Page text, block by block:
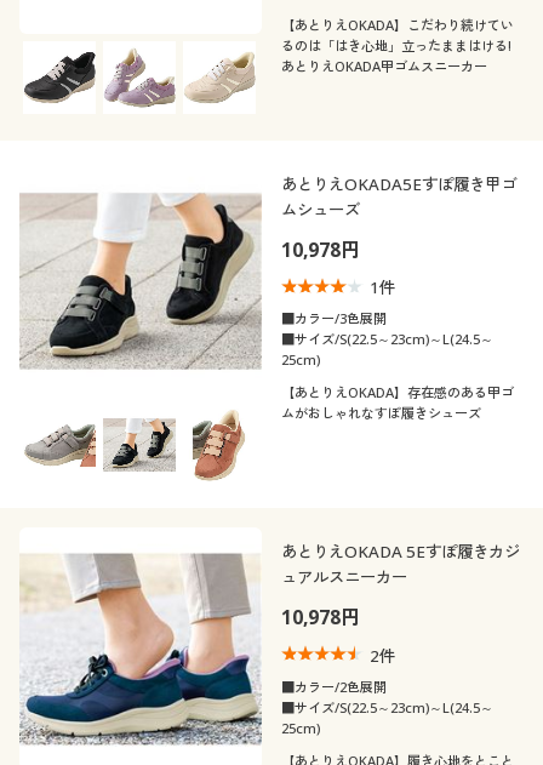
【あとりえOKADA】こだわり続けてい
るのは「はき心地」立ったままはける!
あとりえOKADA甲ゴムスニーカー
あとりえOKADA5Eすぽ履き甲ゴ
ムシューズ
10,978円
1件
■カラー/3色展開
■サイズ/S(22.5～23cm)～L(24.5～
25cm)
【あとりえOKADA】存在感のある甲ゴ
ムがおしゃれなすぽ履きシューズ
あとりえOKADA 5Eすぽ履きカジ
ュアルスニーカー
10,978円
2件
■カラー/2色展開
■サイズ/S(22.5～23cm)～L(24.5～
25cm)
【あとりえOKADA】履き心地をとこと